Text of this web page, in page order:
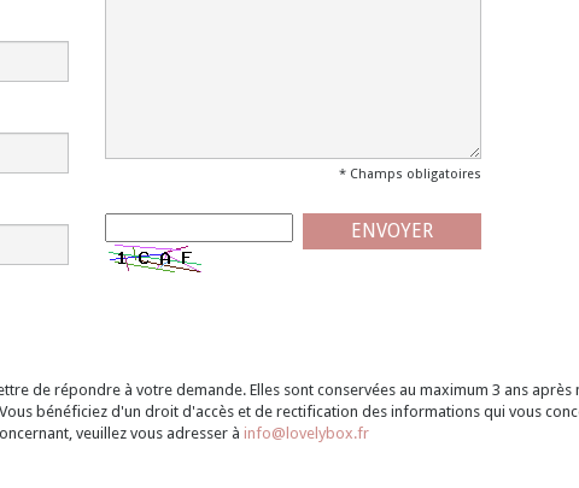
* Champs obligatoires
de répondre à votre demande. Elles sont conservées au maximum 3 ans
bénéficiez d'un droit d'accès et de rectification des informations qui vous
veuillez vous adresser à info@lovelybox.fr